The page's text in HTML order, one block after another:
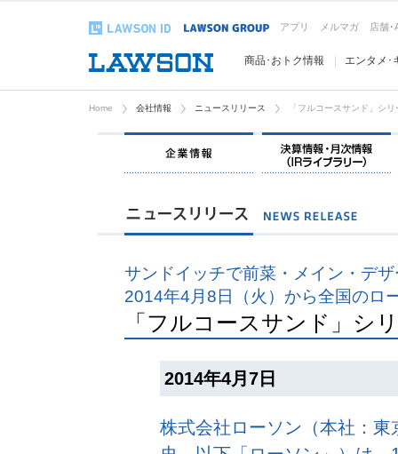
アプリ メルマガ 店舗･
商品･おトク情報 エンタメ･
Home 会社情報 ニュースリリース 「フルコースサンド」シ
企業情報
サンドイッチで前菜・メイン・デ
2014年4月8日（火）から全国のロ
「フルコースサンド」シ
2014年4月7日
株式会社ローソン（本社：